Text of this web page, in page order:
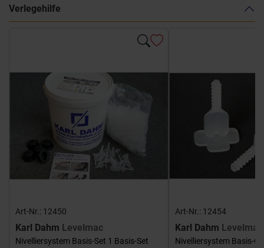
Verlegehilfe
Art-Nr.: 12450
Karl Dahm Levelmac
Nivelliersystem Basis-Set 1 Basis-Set
Art-Nr.: 12454
Karl Dahm Levelmac
Nivelliersystem Basis-